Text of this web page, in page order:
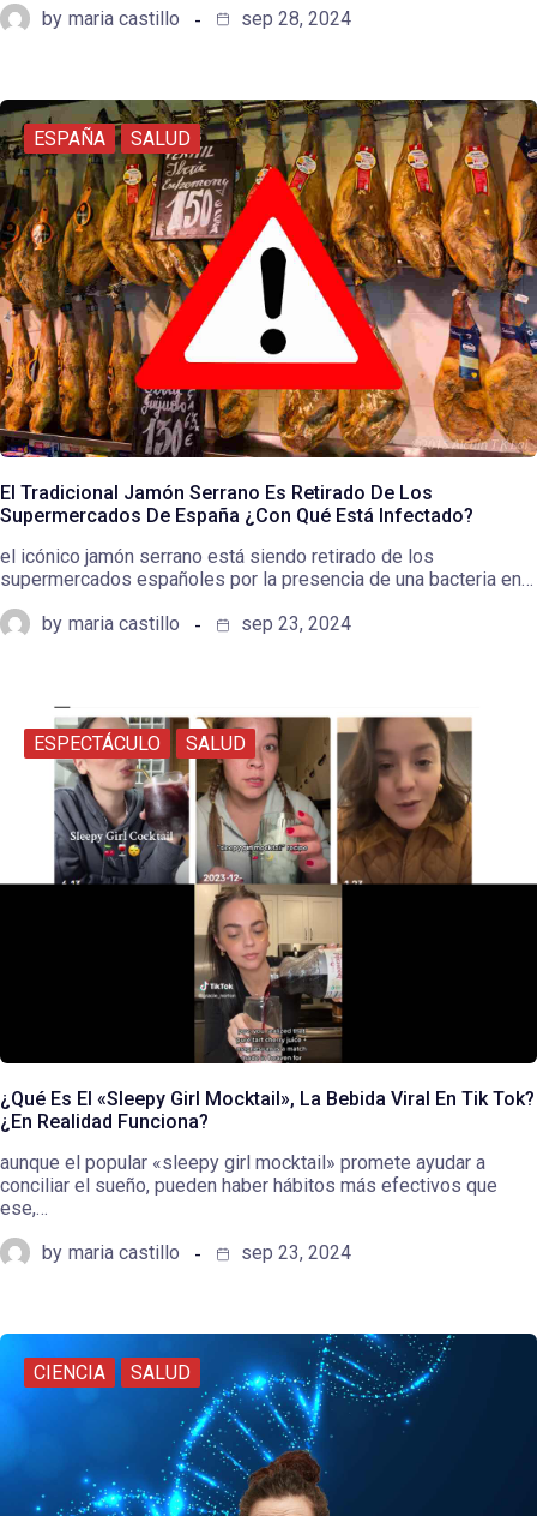
by maria castillo sep 28, 2024
ESPAÑA SALUD
El Tradicional Jamón Serrano Es Retirado De Los
Supermercados De España ¿Con Qué Está Infectado?
el icónico jamón serrano está siendo retirado de los
supermercados españoles por la presencia de una bacteria en…
by maria castillo sep 23, 2024
ESPECTÁCULO SALUD
¿Qué Es El «Sleepy Girl Mocktail», La Bebida Viral En Tik Tok?
¿En Realidad Funciona?
aunque el popular «sleepy girl mocktail» promete ayudar a
conciliar el sueño, pueden haber hábitos más efectivos que
ese,…
by maria castillo sep 23, 2024
CIENCIA SALUD